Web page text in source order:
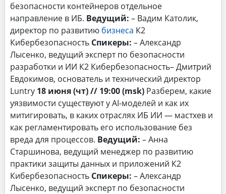
безопасности контейнеров отдельное
направление в ИБ. Ведущий: – Вадим Католик,
директор по развитию бизнеса К2
Кибербезопасность Спикеры: – Александр
Лысенко, ведущий эксперт по безопасности
разработки и ИИ К2 Кибербезопасность– Дмитрий
Евдокимов, основатель и технический директор
Luntry 18 июня (чт) // 19:00 (msk) Разберем, какие
уязвимости существуют у AI-моделей и как их
митигировать, в каких отраслях ИБ ИИ — мастхев и
как регламентировать его использование без
вреда для процессов. Ведущий: – Анна
Старшинова, ведущий менеджер по развитию
практики защиты данных и приложений К2
Кибербезопасность Спикеры: – Александр
Лысенко, ведущий эксперт по безопасности